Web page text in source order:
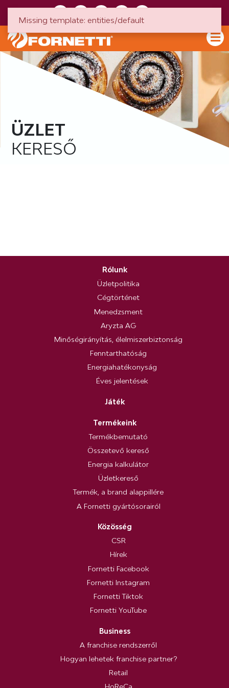
ÜZLET
KERESŐ
Rólunk
Üzletpolitika
Cégtörténet
Menedzsment
Aryzta AG
Minőségirányítás, élelmiszerbiztonság
Fenntarthatóság
Energiahatékonyság
Éves jelentések
Játék
Termékeink
Termékbemutató
Összetevő kereső
Energia kalkulátor
Üzletkereső
Termék, a brand alappillére
A Fornetti gyártósorairól
Közösség
CSR
Hírek
Fornetti Facebook
Fornetti Instagram
Fornetti Tiktok
Fornetti YouTube
Business
A franchise rendszerről
Hogyan lehetek franchise partner?
Retail
Missing template: entities/default